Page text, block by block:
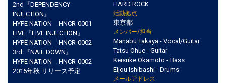
2nd『DEPENDENCY
INJECTION』
HYPE NATION HNCR-0001
LIVE『LIVE INJECTION』
HYPE NATION HNCR-0002
3rd 『NAIL DOWN』
HYPE NATION HNCR-0002
2015年秋 リリース予定
HARD ROCK
活動拠点
東京都
メンバー/担当
Manabu Takaya - Vocal/Guitar
Tatsu Ohue - Guitar
Keisuke Okamoto - Bass
Eijou Ishibashi - Drums
メールアドレス